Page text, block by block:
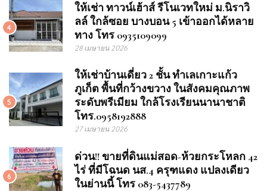
4
ให้เช่า ทาวน์เฮ้าส์ รีโนเวทใหม่ ม.นิราวิ
ลล์ ใกล้ซอย บางบอน 5 เข้าออกได้หลาย
ทาง โทร 0935109099
28 เมษายน 2026
5
ให้เช่าบ้านเดี่ยว 2 ชั้น ทำเลเกาะแก้ว
ภูเก็ต พื้นที่กว้างขวาง ในสังคมคุณภาพ
ระดับพรีเมียม ใกล้โรงเรียนนานาชาติ
โทร.0958192888
27 เมษายน 2026
6
ด่วน!! ขายที่ดินแม่สอด-ห้วยกระโหลก 42
ไร่ ที่มีโฉนด นส.4 ครุฑแดง แปลงเดียว
ในย่านนี้ โทร 083-5437789